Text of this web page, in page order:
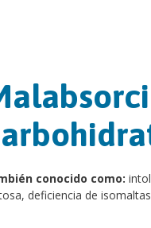
conocido como:
deficiencia de